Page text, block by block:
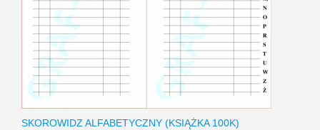
SKOROWIDZ ALFABETYCZNY (KSIĄŻKA 100K)